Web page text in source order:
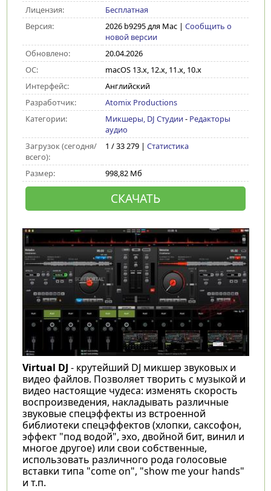
Лицензия:
Бесплатная
Версия:
2026 b9295 для Mac| Сообщить о
новой версии
Обновлено:
20.04.2026
ОС:
macOS 13.x, 12.x, 11.x, 10.x
Интерфейс:
Английский
Разработчик:
Atomix Productions
Категории:
Микшеры, DJ Студии- Редакторы
аудио
Загрузок (сегодня/
всего):
1 / 33 279 | Статистика
Размер: 998,82 Мб
СКАЧАТЬ
Virtual DJ - крутейший DJ микшер звуковых и
видео файлов. Позволяет творить с музыкой и
видео настоящие чудеса: изменять скорость
воспроизведения, накладывать различные
звуковые спецэффекты из встроенной
библиотеки спецэффектов (хлопки, саксофон,
эффект "под водой", эхо, двойной бит, винил и
многое другое) или свои собственные,
использовать различного рода голосовые
вставки типа "come on", "show me your hands"
и т.п.